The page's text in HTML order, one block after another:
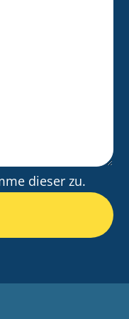
dieser zu.